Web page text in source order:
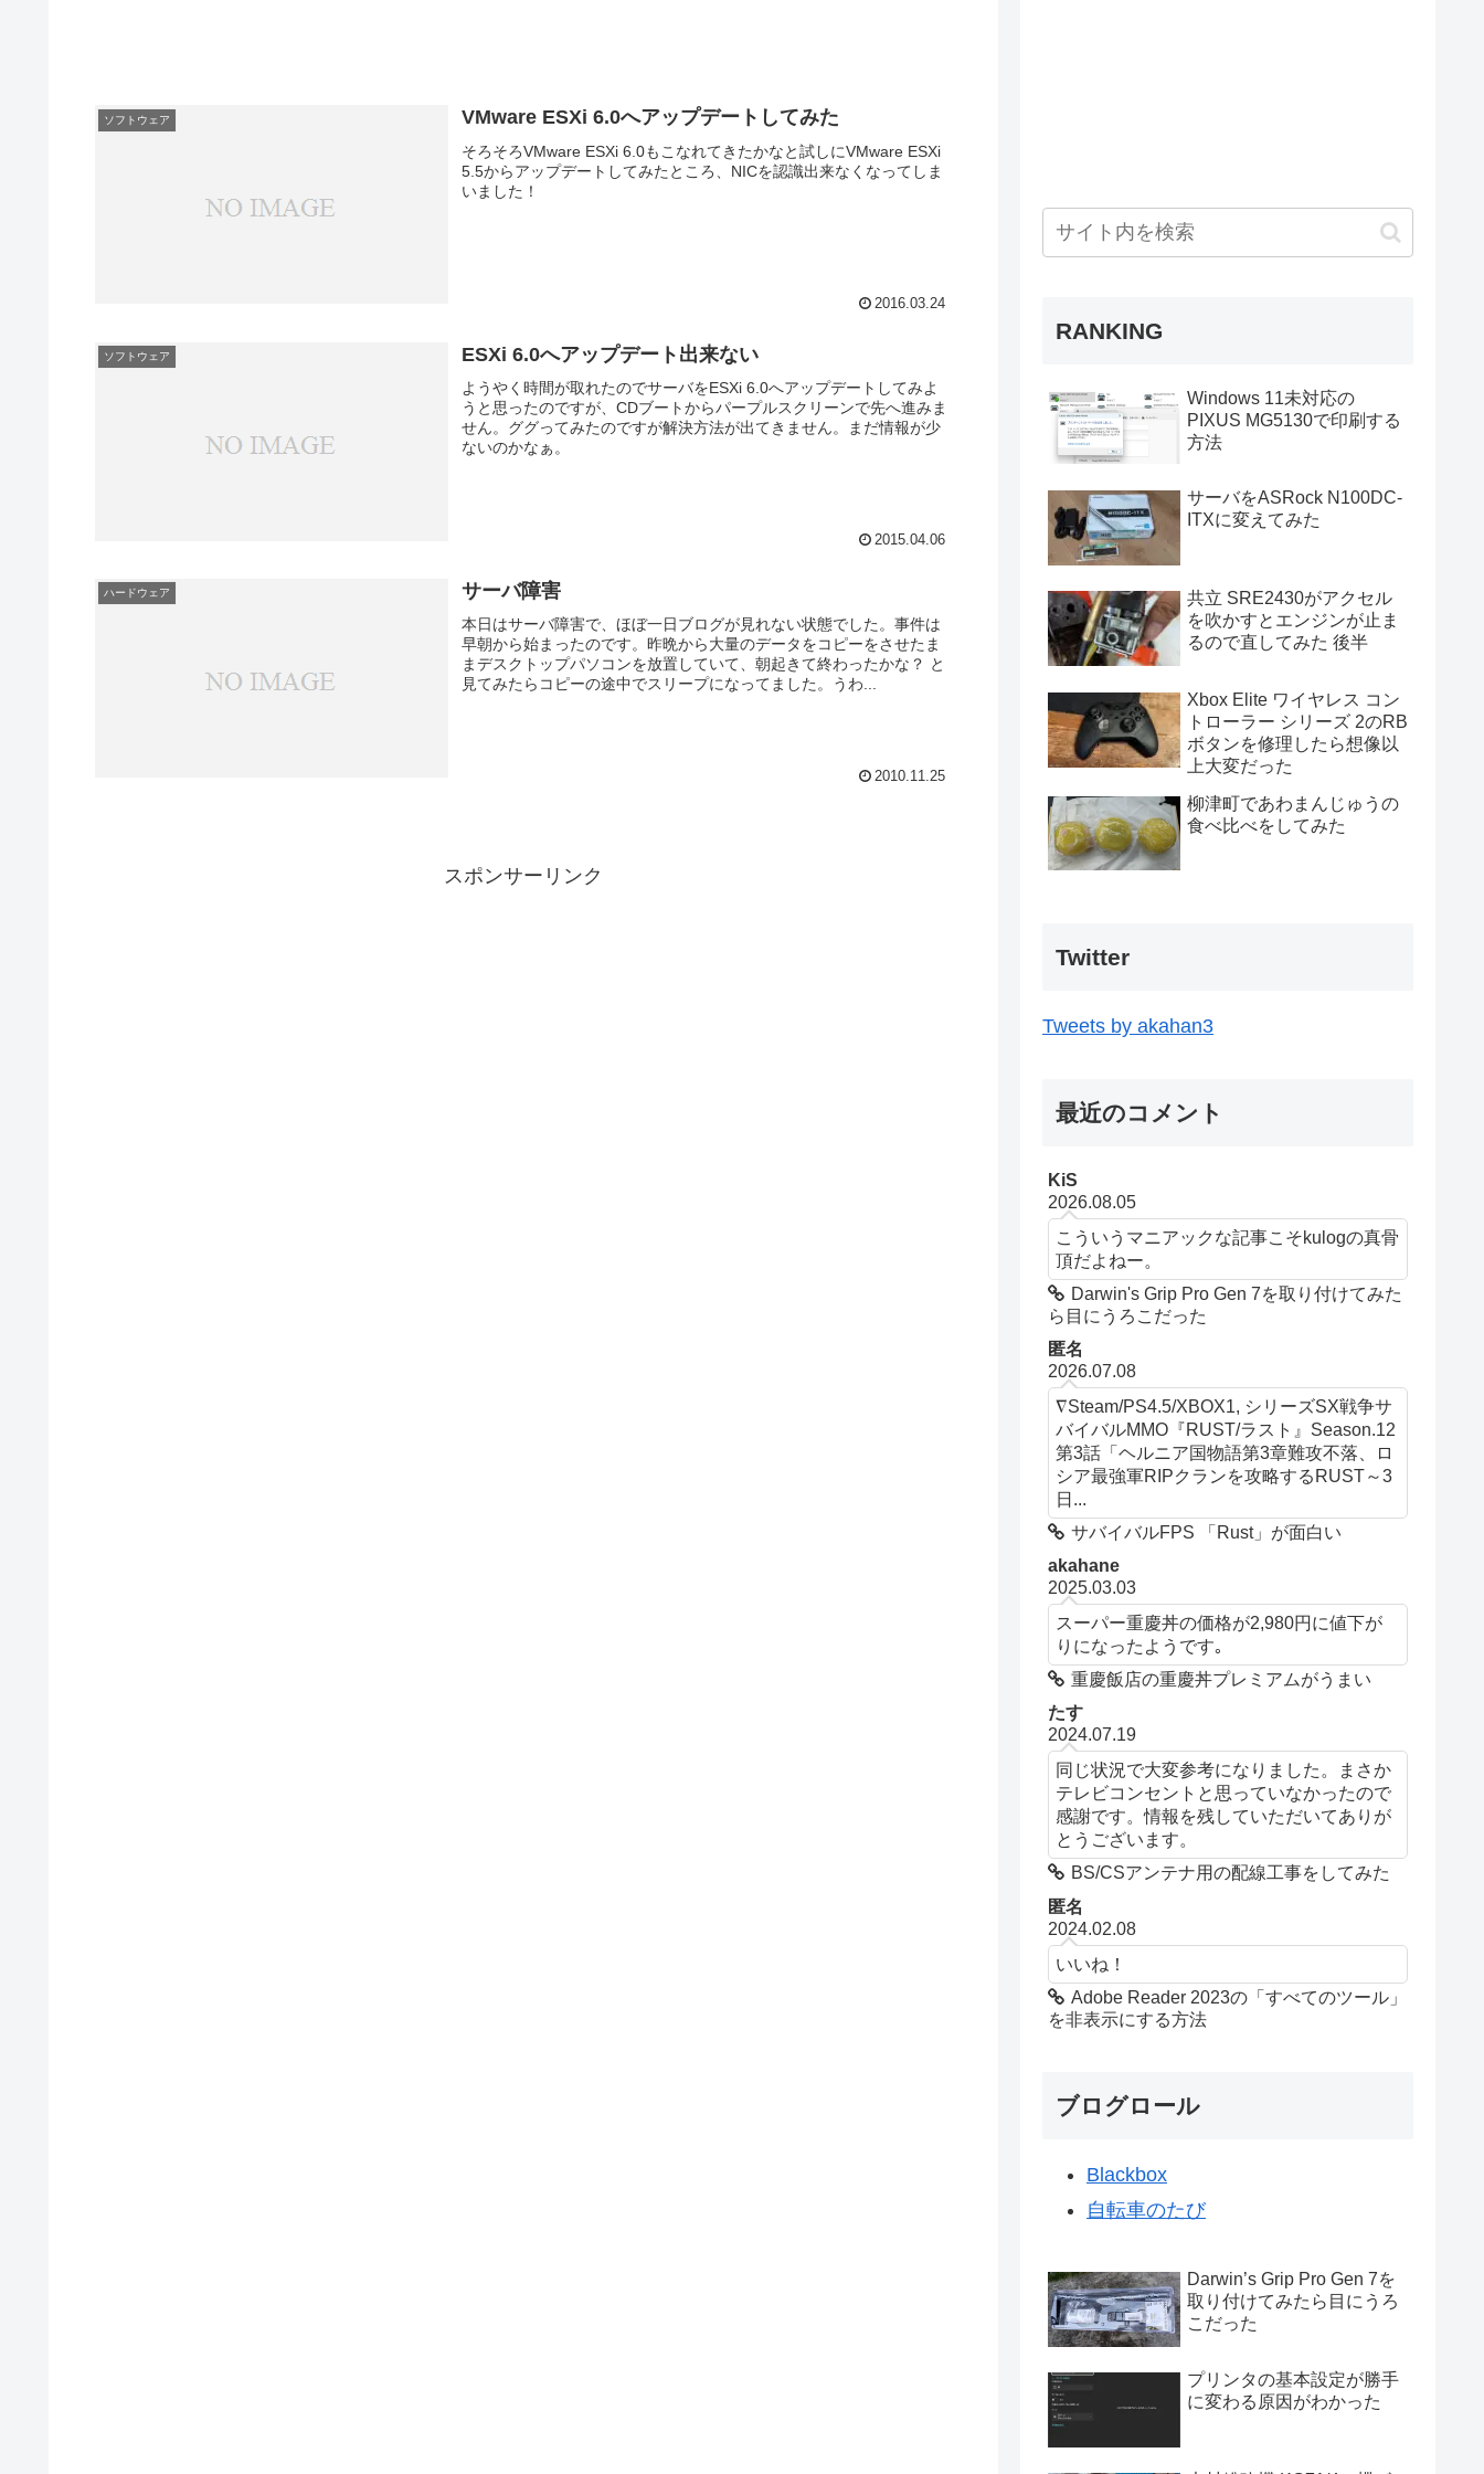
ソフトウェア VMware ESXi 6.0へアップデートしてみた
そろそろVMware ESXi 6.0もこなれてきたかなと試しにVMware ESXi
5.5からアップデートしてみたところ、NICを認識出来なくなってしま
いました！
2016.03.24
ソフトウェア ESXi 6.0へアップデート出来ない
ようやく時間が取れたのでサーバをESXi 6.0へアップデートしてみよ
うと思ったのですが、CDブートからパープルスクリーンで先へ進みま
せん。ググってみたのですが解決方法が出てきません。まだ情報が少
ないのかなぁ。
2015.04.06
ハードウェア サーバ障害
本日はサーバ障害で、ほぼ一日ブログが見れない状態でした。事件は
早朝から始まったのです。昨晩から大量のデータをコピーをさせたま
まデスクトップパソコンを放置していて、朝起きて終わったかな？ と
見てみたらコピーの途中でスリープになってました。うわ...
2010.11.25
スポンサーリンク
RANKING
Windows 11未対応の
PIXUS MG5130で印刷する
方法
サーバをASRock N100DC-
ITXに変えてみた
共立 SRE2430がアクセル
を吹かすとエンジンが止ま
るので直してみた 後半
Xbox Elite ワイヤレス コン
トローラー シリーズ 2のRB
ボタンを修理したら想像以
上大変だった
柳津町であわまんじゅうの
食べ比べをしてみた
Twitter
Tweets by akahan3
最近のコメント
KiS
2026.08.05
こういうマニアックな記事こそkulogの真骨
頂だよねー。
Darwin's Grip Pro Gen 7を取り付けてみた
ら目にうろこだった
匿名
2026.07.08
∇Steam/PS4.5/XBOX1, シリーズSX戦争サ
バイバルMMO『RUST/ラスト』Season.12
第3話「ヘルニア国物語第3章難攻不落、ロ
シア最強軍RIPクランを攻略するRUST～3
日...
サバイバルFPS 「Rust」が面白い
akahane
2025.03.03
スーパー重慶丼の価格が2,980円に値下が
りになったようです｡
重慶飯店の重慶丼プレミアムがうまい
たす
2024.07.19
同じ状況で大変参考になりました。まさか
テレビコンセントと思っていなかったので
感謝です。情報を残していただいてありが
とうございます。
BS/CSアンテナ用の配線工事をしてみた
匿名
2024.02.08
いいね！
Adobe Reader 2023の「すべてのツール」
を非表示にする方法
ブログロール
Blackbox
自転車のたび
Darwin’s Grip Pro Gen 7を
取り付けてみたら目にうろ
こだった
プリンタの基本設定が勝手
に変わる原因がわかった